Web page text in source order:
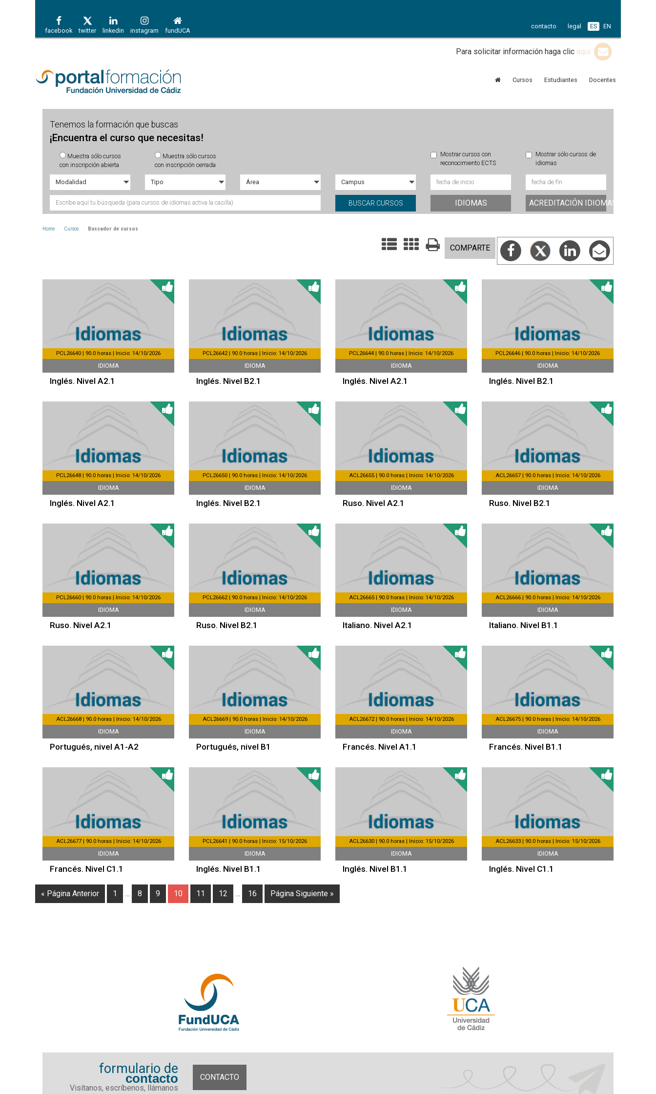
facebook twitter linkedin instagram fundUCA
contacto legal ES EN
Para solicitar información haga clic aquí
Cursos Estudiantes Docentes
Tenemos la formación que buscas
¡Encuentra el curso que necesitas!
Muestra sólo cursos
con inscripción abierta
Muestra sólo cursos
con inscripción cerrada
Mostrar cursos con
reconocimiento ECTS
Mostrar sólo cursos de
idiomas
IDIOMAS ACREDITACIÓN IDIOMAS
Home Cursos Buscador de cursos
COMPARTE
PCL26640 | 90.0 horas | Inicio: 14/10/2026
IDIOMA
Inglés. Nivel A2.1
PCL26642 | 90.0 horas | Inicio: 14/10/2026
IDIOMA
Inglés. Nivel B2.1
PCL26644 | 90.0 horas | Inicio: 14/10/2026
IDIOMA
Inglés. Nivel A2.1
PCL26646 | 90.0 horas | Inicio: 14/10/2026
IDIOMA
Inglés. Nivel B2.1
PCL26648 | 90.0 horas | Inicio: 14/10/2026
IDIOMA
Inglés. Nivel A2.1
PCL26650 | 90.0 horas | Inicio: 14/10/2026
IDIOMA
Inglés. Nivel B2.1
ACL26655 | 90.0 horas | Inicio: 14/10/2026
IDIOMA
Ruso. Nivel A2.1
ACL26657 | 90.0 horas | Inicio: 14/10/2026
IDIOMA
Ruso. Nivel B2.1
PCL26660 | 90.0 horas | Inicio: 14/10/2026
IDIOMA
Ruso. Nivel A2.1
PCL26662 | 90.0 horas | Inicio: 14/10/2026
IDIOMA
Ruso. Nivel B2.1
ACL26665 | 90.0 horas | Inicio: 14/10/2026
IDIOMA
Italiano. Nivel A2.1
ACL26666 | 90.0 horas | Inicio: 14/10/2026
IDIOMA
Italiano. Nivel B1.1
ACL26668 | 90.0 horas | Inicio: 14/10/2026
IDIOMA
Portugués, nivel A1-A2
ACL26669 | 90.0 horas | Inicio: 14/10/2026
IDIOMA
Portugués, nivel B1
ACL26672 | 90.0 horas | Inicio: 14/10/2026
IDIOMA
Francés. Nivel A1.1
ACL26675 | 90.0 horas | Inicio: 14/10/2026
IDIOMA
Francés. Nivel B1.1
ACL26677 | 90.0 horas | Inicio: 14/10/2026
IDIOMA
Francés. Nivel C1.1
PCL26641 | 90.0 horas | Inicio: 15/10/2026
IDIOMA
Inglés. Nivel B1.1
ACL26630 | 90.0 horas | Inicio: 15/10/2026
IDIOMA
Inglés. Nivel B1.1
ACL26633 | 90.0 horas | Inicio: 15/10/2026
IDIOMA
Inglés. Nivel C1.1
« Página Anterior 1 … 8 9 10 11 12 … 16 Página Siguiente »
formulario de
contacto
Visítanos, escríbenos, llámanos
CONTACTO